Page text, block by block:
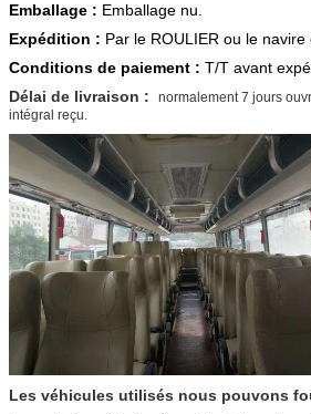
Emballage : Emballage nu.
Expédition : Par le ROULIER ou le navire
Conditions de paiement : T/T avant
Délai de livraison : normalement 7 jours
intégral reçu.
Les véhicules utilisés nous pouvons